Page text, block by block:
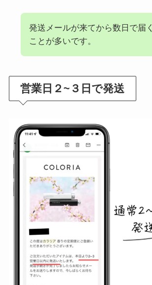
発送メールが来てから数日で届く
ことが多いです。
営業日２~３日で発送